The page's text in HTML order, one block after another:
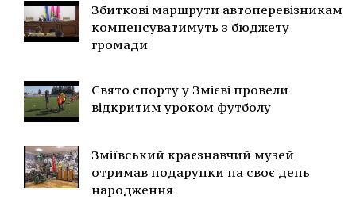
Збиткові маршрути автоперевізникам
компенсуватимуть з бюджету
громади
Свято спорту у Змієві провели
відкритим уроком футболу
Зміївський краєзнавчий музей
отримав подарунки на своє день
народження